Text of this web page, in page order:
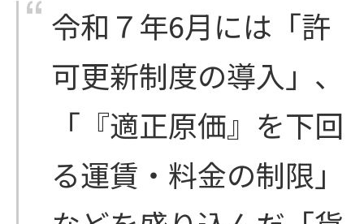
令和７年6月には「許
可更新制度の導入」、
「『適正原価』を下回
る運賃・料金の制限」